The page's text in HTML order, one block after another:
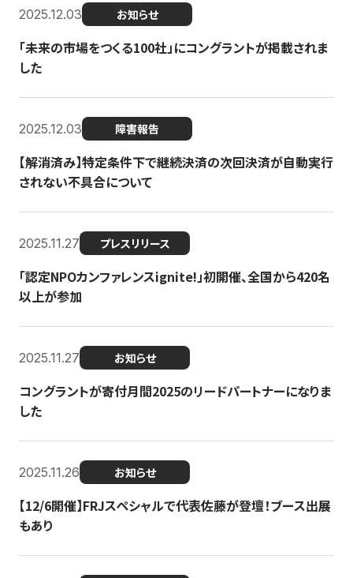
2025.12.03 お知らせ
「未来の市場をつくる100社」にコングラントが掲載されま
した
2025.12.03 障害報告
【解消済み】特定条件下で継続決済の次回決済が自動実行
されない不具合について
2025.11.27 プレスリリース
「認定NPOカンファレンスignite!」初開催、全国から420名
以上が参加
2025.11.27 お知らせ
コングラントが寄付月間2025のリードパートナーになりま
した
2025.11.26 お知らせ
【12/6開催】FRJスペシャルで代表佐藤が登壇！ブース出展
もあり